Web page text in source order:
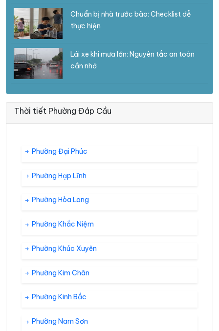
Chuẩn bị nhà trước bão: Checklist dễ
thực hiện
Lái xe khi mưa lớn: Nguyên tắc an toàn
cần nhớ
Thời tiết Phường Đáp Cầu
Phường Đại Phúc
Phường Hạp Lĩnh
Phường Hòa Long
Phường Khắc Niệm
Phường Khúc Xuyên
Phường Kim Chân
Phường Kinh Bắc
Phường Nam Sơn